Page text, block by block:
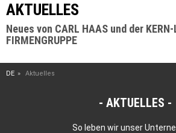
AKTUELLES
Neues von CARL HAAS und der KERN-
FIRMENGRUPPE
DE Aktuelles
AKTUELLES
So leben wir unser